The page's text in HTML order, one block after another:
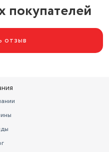
покупателей
отзыв